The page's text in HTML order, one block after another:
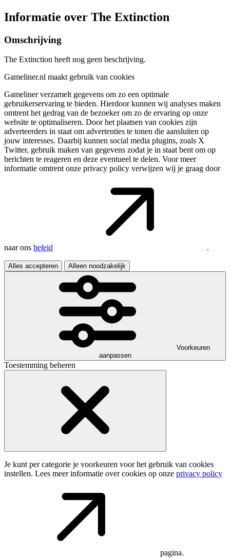
Informatie over The Extinction
Omschrijving
The Extinction heeft nog geen beschrijving.
Gameliner.nl maakt gebruik van cookies
Gameliner verzamelt gegevens om zo een optimale
gebruikerservaring te bieden. Hierdoor kunnen wij analyses maken
omtrent het gedrag van de bezoeker om zo de ervaring op onze
website te optimaliseren. Door het plaatsen van cookies zijn
adverteerders in staat om advertenties te tonen die aansluiten op
jouw interesses. Daarbij kunnen social media plugins, zoals X
Twitter, gebruik maken van gegevens zodat je in staat bent om op
berichten te reageren en deze eventueel te delen. Voor meer
informatie omtrent onze privacy policy verwijzen wij je graag door
naar ons beleid .
Alles accepteren Alleen noodzakelijk
Voorkeuren
aanpassen
Toestemming beheren
Je kunt per categorie je voorkeuren voor het gebruik van cookies
instellen. Lees meer informatie over cookies op onze privacy policy
pagina.